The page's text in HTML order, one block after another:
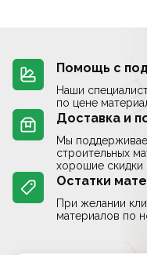
Помощь с
Наши
по цене
Доставка и
Мы
строительных
хорошие скидки
Остатки
При желании
материалов по